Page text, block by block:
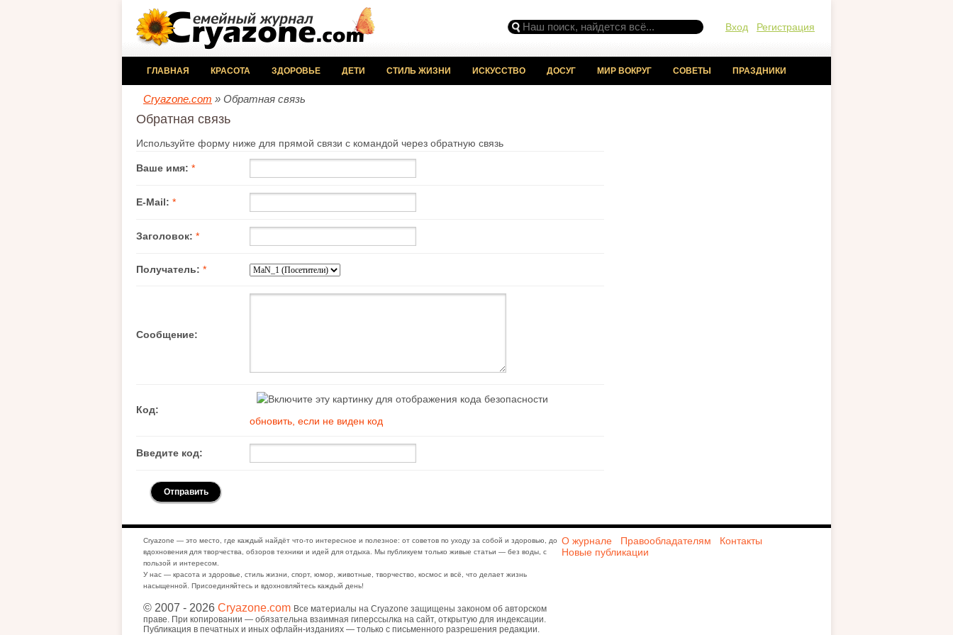
Вход Регистрация
ГЛАВНАЯ КРАСОТА ЗДОРОВЬЕ ДЕТИ СТИЛЬ ЖИЗНИ ИСКУССТВО ДОСУГ МИР ВОКРУГ СОВЕТЫ ПРАЗДНИКИ
Cryazone.com » Обратная связь
Обратная связь
Используйте форму ниже для прямой связи с командой через обратную связь
Ваше имя: *
E-Mail: *
Заголовок: *
Получатель: *
Сообщение:
Код:
обновить, если не виден код
Введите код:
Cryazone — это место, где каждый найдёт что-то интересное и полезное: от советов по уходу за собой и здоровью, до
вдохновения для творчества, обзоров техники и идей для отдыха. Мы публикуем только живые статьи — без воды, с
пользой и интересом.
У нас — красота и здоровье, стиль жизни, спорт, юмор, животные, творчество, космос и всё, что делает жизнь
насыщенной. Присоединяйтесь и вдохновляйтесь каждый день!
© 2007 - 2026 Cryazone.com Все материалы на Cryazone защищены законом об авторском
праве. При копировании — обязательна взаимная гиперссылка на сайт, открытую для индексации.
Публикация в печатных и иных офлайн-изданиях — только с письменного разрешения редакции.
О журнале Правообладателям
Контакты
Новые публикации